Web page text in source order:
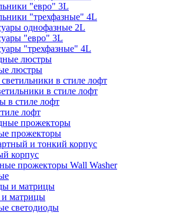
"евро" 3L
"трехфазные" 4L
однофазные 2L
"евро" 3L
"трехфазные" 4L
люстры
в стиле лофт
в стиле лофт
лофт
прожекторы
и тонкий корпус
корпус
прожекторы Wall Washer
матрицы
светодиоды